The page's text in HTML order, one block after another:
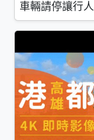
車輛請停讓行人